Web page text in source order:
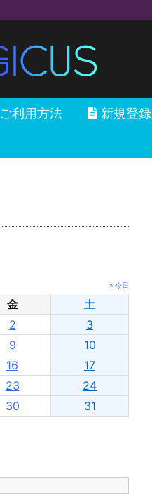
ご利用方法 新規登録
» 今日
金
土
2
3
9
10
16
17
23
24
30 31